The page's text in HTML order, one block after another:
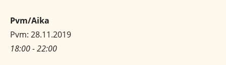
Pvm/Aika
Pvm: 28.11.2019
18:00 - 22:00